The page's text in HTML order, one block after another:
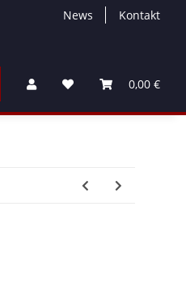
News Kontakt
0,00 €
Jugend &